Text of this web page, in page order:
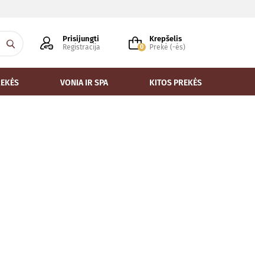
Prisijungti
Registracija 0
Krepšelis
Prekė (-ės)
VONIA IR SPA KITOS PREKĖS